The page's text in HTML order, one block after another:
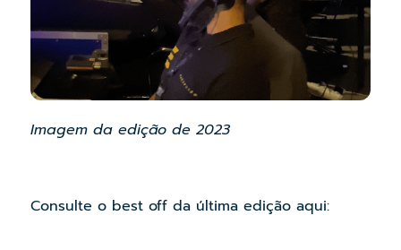
Imagem da edição de 2023
Consulte o best off da última edição aqui: